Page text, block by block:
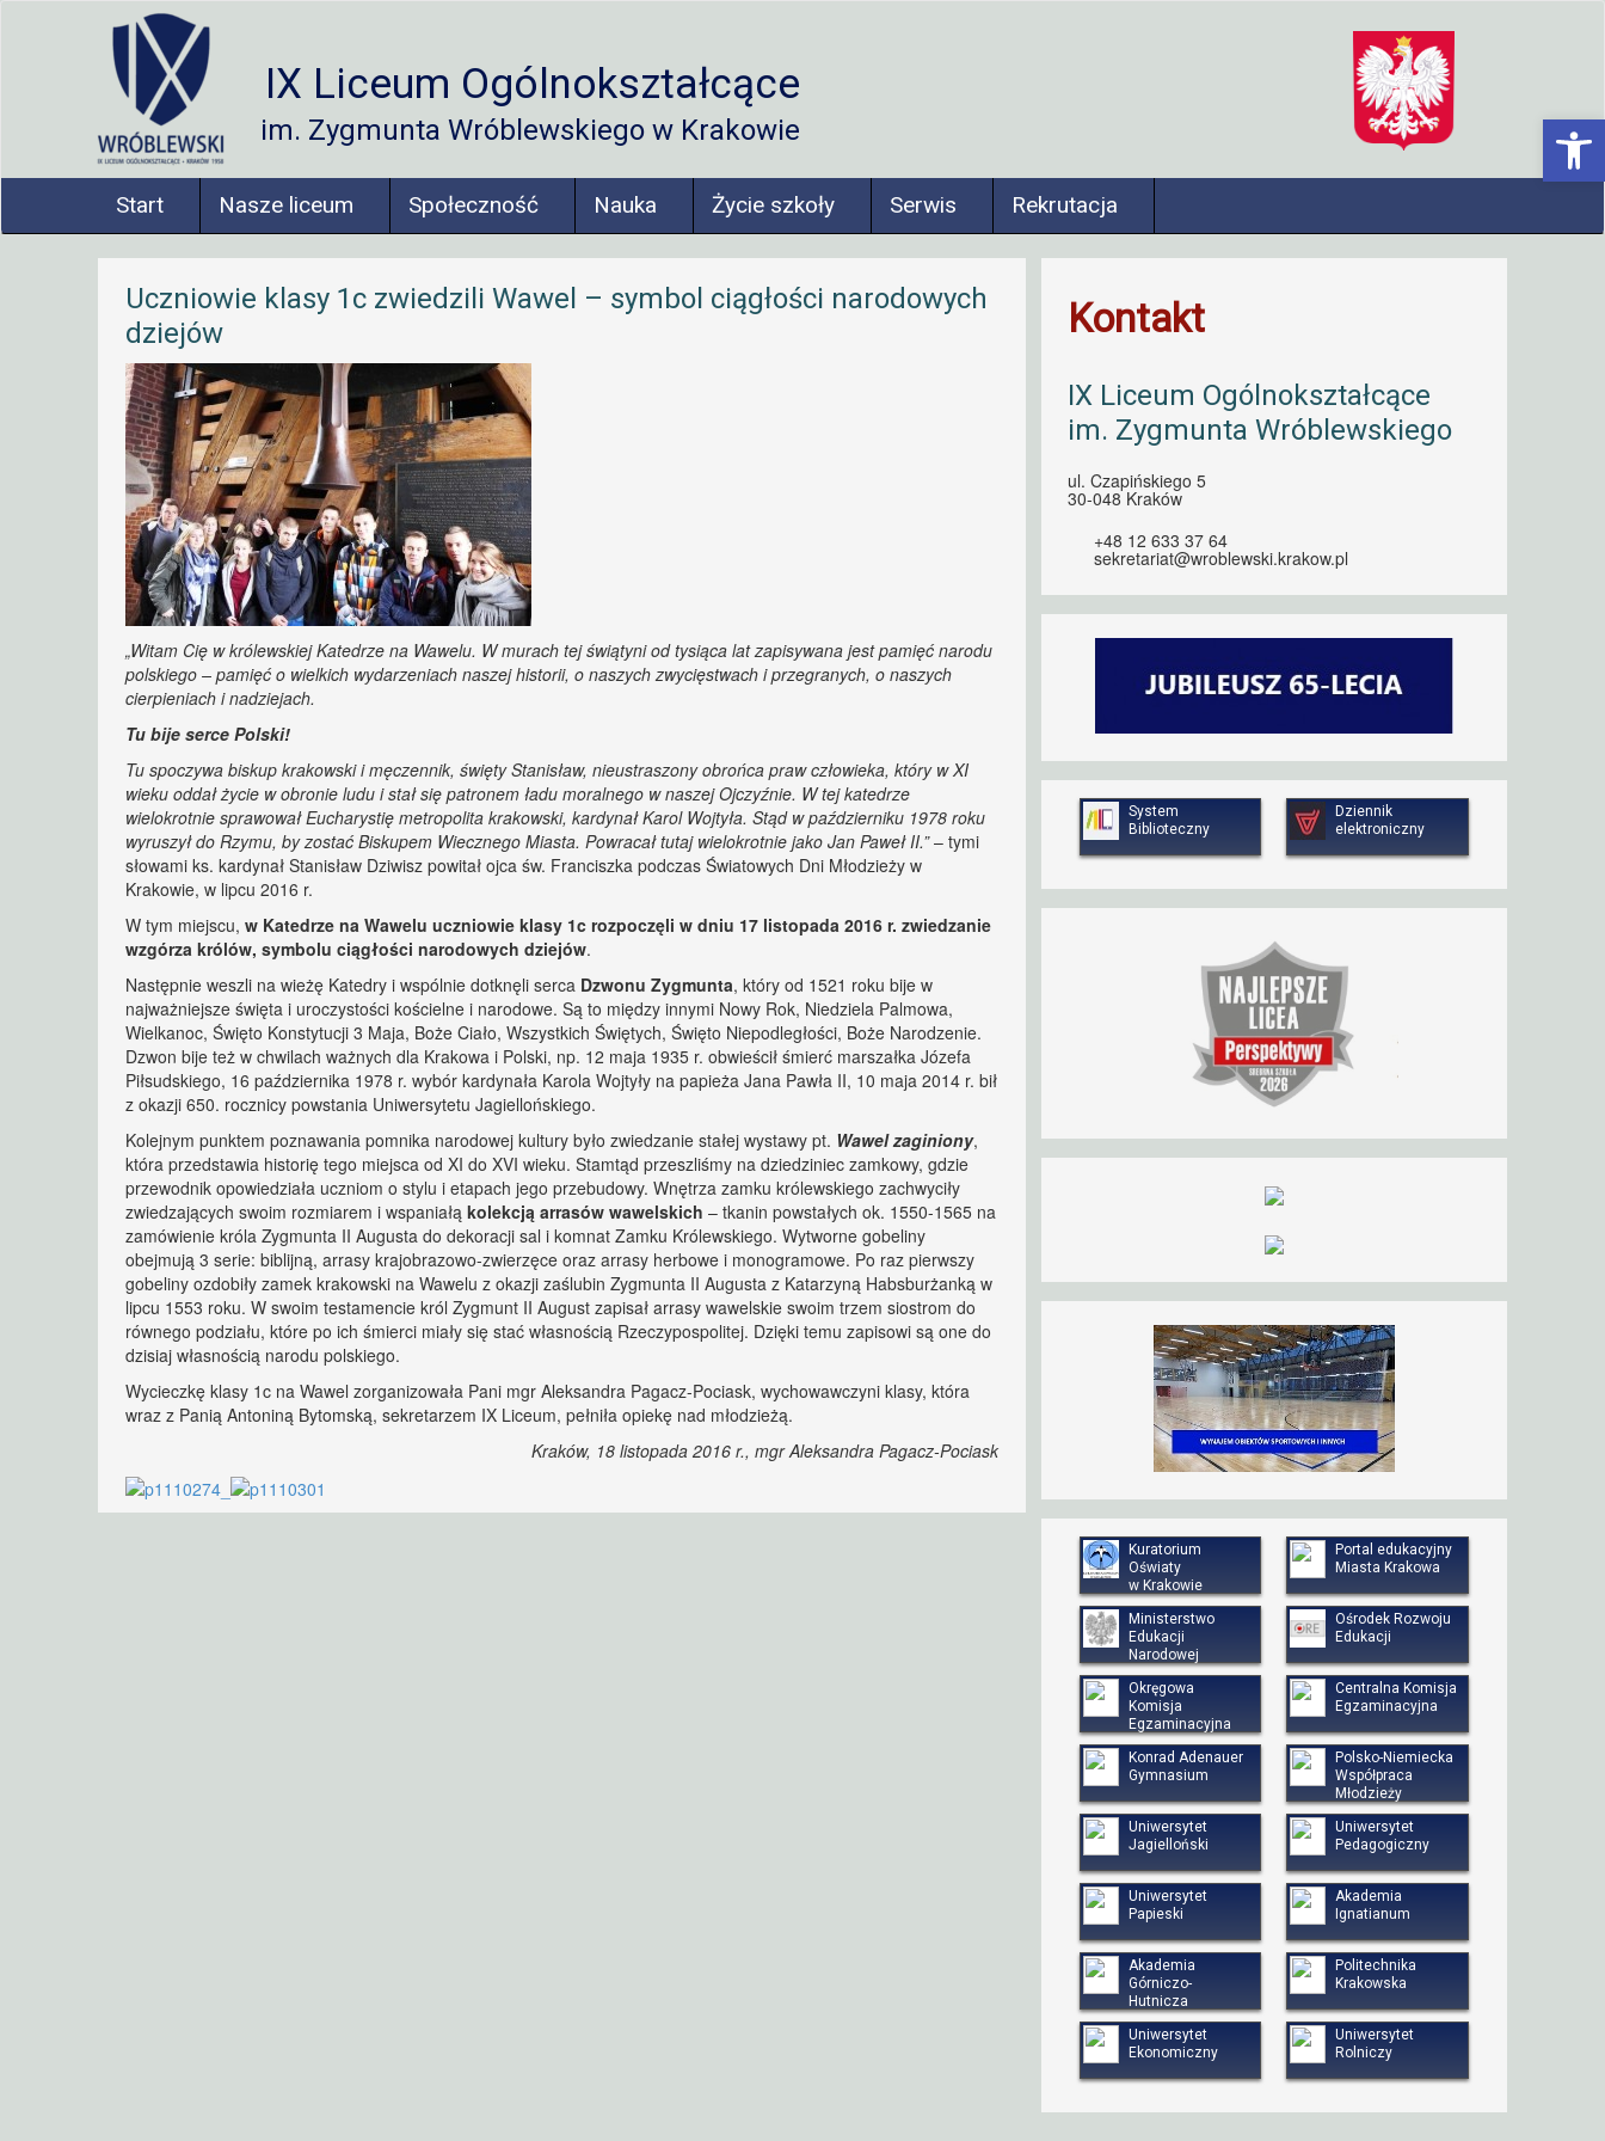
IX Liceum Ogólnokształcące
im. Zygmunta Wróblewskiego w Krakowie
Start Nasze liceum Społeczność Nauka Życie szkoły Serwis Rekrutacja
Uczniowie klasy 1c zwiedzili Wawel – symbol ciągłości narodowych
dziejów
„Witam Cię w królewskiej Katedrze na Wawelu. W murach tej świątyni od tysiąca lat zapisywana jest pamięć narodu
polskiego – pamięć o wielkich wydarzeniach naszej historii, o naszych zwycięstwach i przegranych, o naszych
cierpieniach i nadziejach.
Tu bije serce Polski!
Tu spoczywa biskup krakowski i męczennik, święty Stanisław, nieustraszony obrońca praw człowieka, który w XI
wieku oddał życie w obronie ludu i stał się patronem ładu moralnego w naszej Ojczyźnie. W tej katedrze
wielokrotnie sprawował Eucharystię metropolita krakowski, kardynał Karol Wojtyła. Stąd w październiku 1978 roku
wyruszył do Rzymu, by zostać Biskupem Wiecznego Miasta. Powracał tutaj wielokrotnie jako Jan Paweł II.”– tymi
słowami ks. kardynał Stanisław Dziwisz powitał ojca św. Franciszka podczas Światowych Dni Młodzieży w
Krakowie, w lipcu 2016 r.
W tym miejscu, w Katedrze na Wawelu uczniowie klasy 1c rozpoczęli w dniu 17 listopada 2016 r. zwiedzanie
wzgórza królów, symbolu ciągłości narodowych dziejów.
Następnie weszli na wieżę Katedry i wspólnie dotknęli serca Dzwonu Zygmunta, który od 1521 roku bije w
najważniejsze święta i uroczystości kościelne i narodowe. Są to między innymi Nowy Rok, Niedziela Palmowa,
Wielkanoc, Święto Konstytucji 3 Maja, Boże Ciało, Wszystkich Świętych, Święto Niepodległości, Boże Narodzenie.
Dzwon bije też w chwilach ważnych dla Krakowa i Polski, np. 12 maja 1935 r. obwieścił śmierć marszałka Józefa
Piłsudskiego, 16 października 1978 r. wybór kardynała Karola Wojtyły na papieża Jana Pawła II, 10 maja 2014 r. bił
z okazji 650. rocznicy powstania Uniwersytetu Jagiellońskiego.
Kolejnym punktem poznawania pomnika narodowej kultury było zwiedzanie stałej wystawy pt. Wawel zaginiony,
która przedstawia historię tego miejsca od XI do XVI wieku. Stamtąd przeszliśmy na dziedziniec zamkowy, gdzie
przewodnik opowiedziała uczniom o stylu i etapach jego przebudowy. Wnętrza zamku królewskiego zachwyciły
zwiedzających swoim rozmiarem i wspaniałą kolekcją arrasów wawelskich – tkanin powstałych ok. 1550-1565 na
zamówienie króla Zygmunta II Augusta do dekoracji sal i komnat Zamku Królewskiego. Wytworne gobeliny
obejmują 3 serie: biblijną, arrasy krajobrazowo-zwierzęce oraz arrasy herbowe i monogramowe. Po raz pierwszy
gobeliny ozdobiły zamek krakowski na Wawelu z okazji zaślubin Zygmunta II Augusta z Katarzyną Habsburżanką w
lipcu 1553 roku. W swoim testamencie król Zygmunt II August zapisał arrasy wawelskie swoim trzem siostrom do
równego podziału, które po ich śmierci miały się stać własnością Rzeczypospolitej. Dzięki temu zapisowi są one do
dzisiaj własnością narodu polskiego.
Wycieczkę klasy 1c na Wawel zorganizowała Pani mgr Aleksandra Pagacz-Pociask, wychowawczyni klasy, która
wraz z Panią Antoniną Bytomską, sekretarzem IX Liceum, pełniła opiekę nad młodzieżą.
Kraków, 18 listopada 2016 r., mgr Aleksandra Pagacz-Pociask
Kontakt
IX Liceum Ogólnokształcące
im. Zygmunta Wróblewskiego
ul. Czapińskiego 5
30-048 Kraków
+48 12 633 37 64
sekretariat@wroblewski.krakow.pl
System
Biblioteczny
Dziennik
elektroniczny
Kuratorium
Oświaty
w Krakowie
Portal edukacyjny
Miasta Krakowa
Ministerstwo
Edukacji
Narodowej
Ośrodek Rozwoju
Edukacji
Okręgowa
Komisja
Egzaminacyjna
Centralna Komisja
Egzaminacyjna
Konrad Adenauer
Gymnasium
Polsko-Niemiecka
Współpraca
Młodzieży
Uniwersytet
Jagielloński
Uniwersytet
Pedagogiczny
Uniwersytet
Papieski
Akademia
Ignatianum
Akademia
Górniczo-
Hutnicza
Politechnika
Krakowska
Uniwersytet
Ekonomiczny
Uniwersytet
Rolniczy